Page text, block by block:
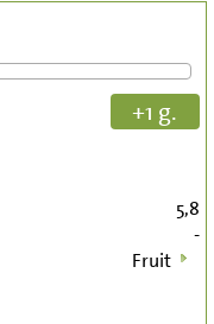
+1 g.
5,8
-
Fruit